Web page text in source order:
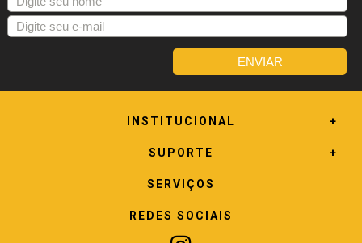
INSTITUCIONAL
SUPORTE
SERVIÇOS
REDES SOCIAIS